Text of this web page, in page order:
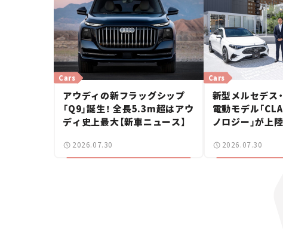
Cars
アウディの新フラッグシップ
「Q9」誕生！ 全長5.3m超はアウ
ディ史上最大【新車ニュース】
2026.07.30
Cars
新型メルセデス
電動モデル「
ノロジー」が上
ース】
2026.07.30